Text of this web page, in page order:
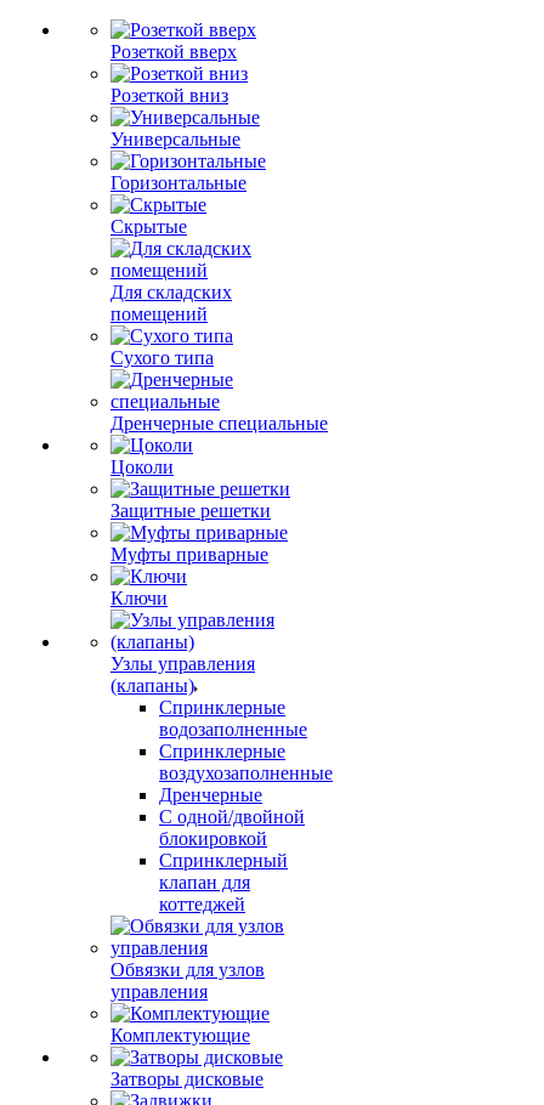
Розеткой вверх
Розеткой вниз
Универсальные
Горизонтальные
Скрытые
Для складских
помещений
Сухого типа
Дренчерные специальные
Цоколи
Защитные решетки
Муфты приварные
Ключи
Узлы управления
(клапаны)
Спринклерные
водозаполненные
Спринклерные
воздухозаполненные
Дренчерные
С одной/двойной
блокировкой
Спринклерный
клапан для
коттеджей
Обвязки для узлов
управления
Комплектующие
Затворы дисковые